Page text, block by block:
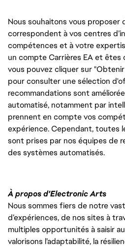
Nous souhaitons vous proposer
correspondent à vos centres
compétences et à votre
un compte Carrières EA et
vous pouvez cliquer sur
pour consulter une sélection
recommandations sont
automatisé, notamment par
prennent en compte vos
expérience. Cependant, toutes
sont prises par nos équipes de
des systèmes automatisés.
À propos d'Electronic Arts
Nous sommes fiers de notre
d’expériences, de nos sites à
multiples opportunités à saisir au
valorisons l’adaptabilité, la